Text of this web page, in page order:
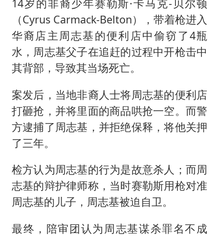
14岁的非裔少年赛勒斯·卡马克-贝尔顿
（Cyrus Carmack-Belton），带着枪进入
华裔店主周志基的便利店中偷窃了4瓶
水，周志基父子在追赶的过程中开枪击中
其背部，导致其当场死亡。
案发后，当地非裔人士将周志基的便利店
打砸抢，并将里面的商品哄抢一空。而警
方逮捕了周志基，并拒绝保释，将他关押
了三年。
检方认为周志基的行为是故意杀人；而周
志基的辩护律师称，当时赛勒斯用枪对准
周志基的儿子，周志基被迫自卫。
最终，陪审团认为周志基谋杀罪名不成